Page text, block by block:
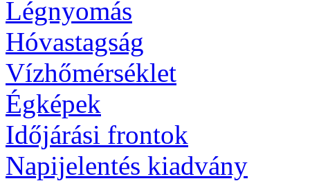
Légnyomás
Hóvastagság
Vízhőmérséklet
Égképek
Időjárási frontok
Napijelentés kiadvány